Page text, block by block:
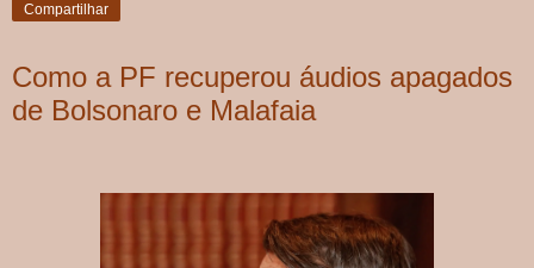
Compartilhar
Como a PF recuperou áudios apagados
de Bolsonaro e Malafaia